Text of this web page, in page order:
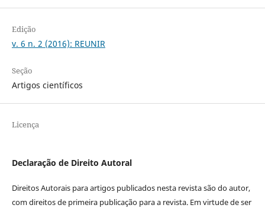
Edição
v. 6 n. 2 (2016): REUNIR
Seção
Artigos científicos
Licença
Declaração de Direito Autoral
Direitos Autorais para artigos publicados nesta revista são do autor,
com direitos de primeira publicação para a revista. Em virtude de ser